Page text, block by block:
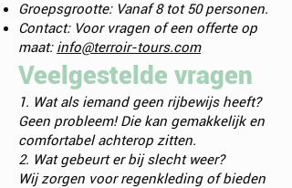
Groepsgrootte: Vanaf 8 tot 50 personen.
Contact: Voor vragen of een offerte op
maat: info@terroir-tours.com
Veelgestelde vragen
1. Wat als iemand geen rijbewijs heeft?
Geen probleem! Die kan gemakkelijk en
comfortabel achterop zitten.
2. Wat gebeurt er bij slecht weer?
Wij zorgen voor regenkleding of bieden